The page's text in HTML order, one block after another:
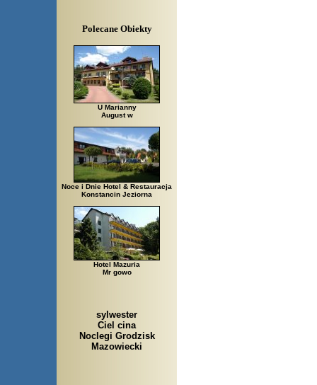
Polecane Obiekty
U Marianny
August w
Noce i Dnie Hotel & Restauracja
Konstancin Jeziorna
Hotel Mazuria
Mr gowo
sylwester
Ciel cina
Noclegi Grodzisk
Mazowiecki